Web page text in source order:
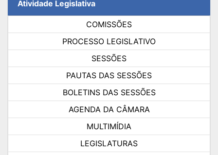
Atividade Legislativa
COMISSÕES
PROCESSO LEGISLATIVO
SESSÕES
PAUTAS DAS SESSÕES
BOLETINS DAS SESSÕES
AGENDA DA CÂMARA
MULTIMÍDIA
LEGISLATURAS